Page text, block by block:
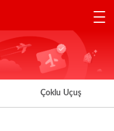
Çoklu Uçuş